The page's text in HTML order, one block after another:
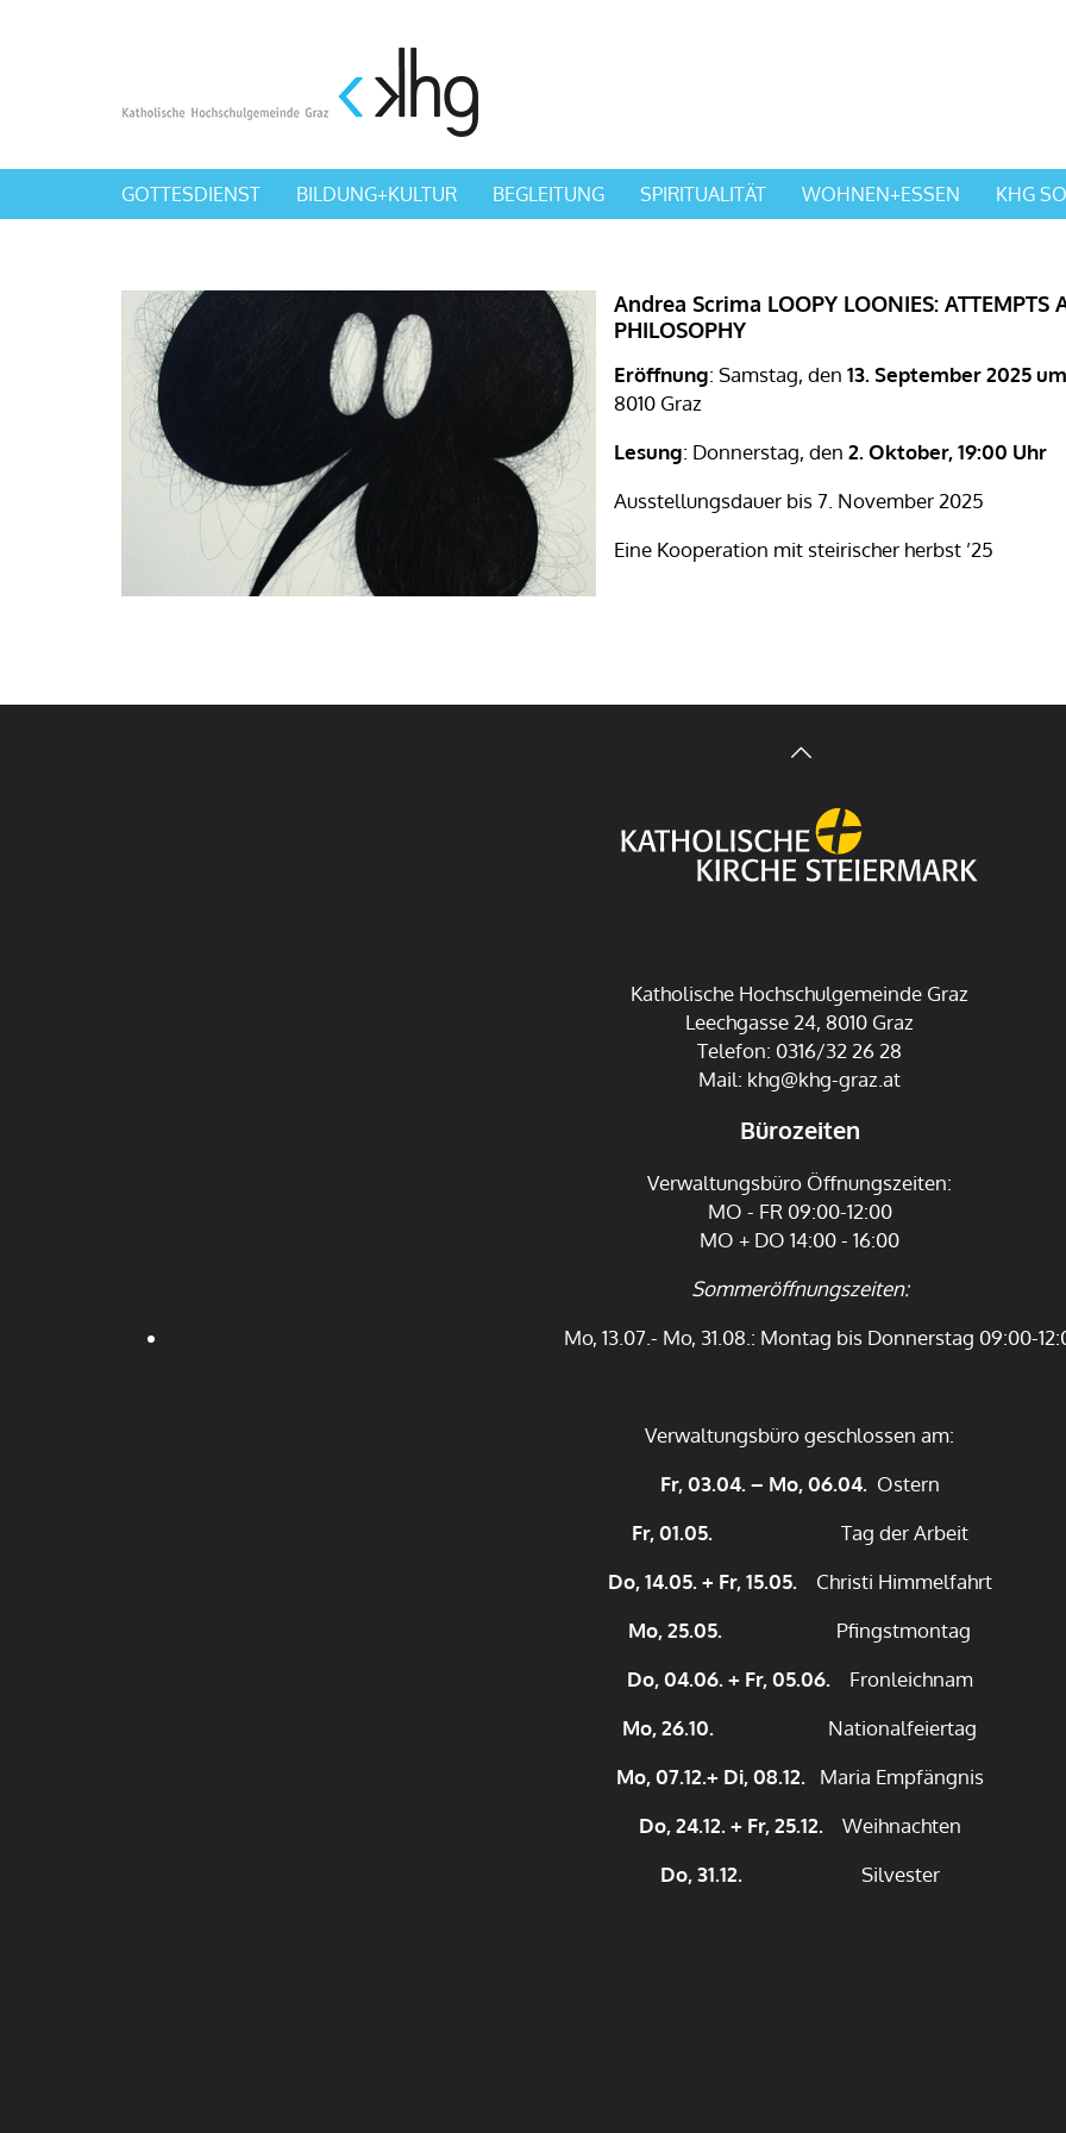
GOTTESDIENST BILDUNG+KULTUR BEGLEITUNG SPIRITUALITÄT WOHNEN+ESSEN KHG
Andrea Scrima LOOPY LOONIES: ATTEMPTS
PHILOSOPHY
Eröffnung: Samstag, den 13. September 2025
8010 Graz
Lesung: Donnerstag, den 2. Oktober, 19:00 Uhr
Ausstellungsdauer bis 7. November 2025
Eine Kooperation mit steirischer herbst ’25
Katholische Hochschulgemeinde Graz
Leechgasse 24, 8010 Graz
Telefon: 0316/32 26 28
Mail: khg@khg-graz.at
Bürozeiten
Verwaltungsbüro Öffnungszeiten:
MO - FR 09:00-12:00
MO + DO 14:00 - 16:00
Sommeröffnungszeiten:
Mo, 13.07.- Mo, 31.08.: Montag bis Donnerstag 09:00-
Verwaltungsbüro geschlossen am:
Fr, 03.04. – Mo, 06.04.Ostern
Fr, 01.05.Tag der Arbeit
Do, 14.05. + Fr, 15.05.Christi Himmelfahrt
Mo, 25.05. Pfingstmontag
Do, 04.06. + Fr, 05.06.Fronleichnam
Mo, 26.10.
Nationalfeiertag
Mo, 07.12.+ Di, 08.12.Maria Empfängnis
Do, 24.12. + Fr, 25.12.Weihnachten
Do, 31.12.Silvester